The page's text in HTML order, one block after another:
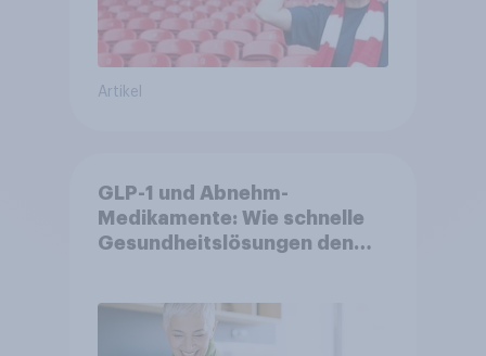
Artikel
GLP-1 und Abnehm-
Medikamente: Wie schnelle
Gesundheitslösungen den